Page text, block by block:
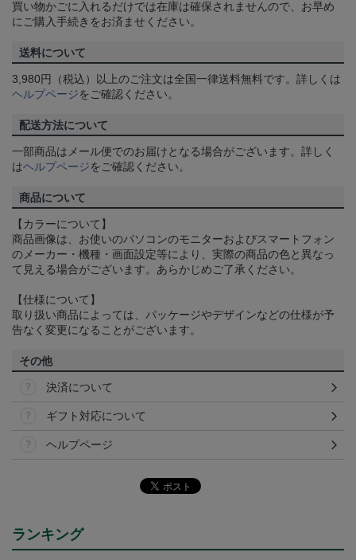
買い物かごに入れるだけでは在庫は確保されませんので、お早め
にご購入手続きをお済ませください。
送料について
3,980円（税込）以上のご注文は全国一律送料無料です。詳しくは
ヘルプページをご確認ください。
配送方法について
一部商品はメール便でのお届けとなる場合がございます。詳しく
はヘルプページをご確認ください。
商品について
【カラーについて】
商品画像は、お使いのパソコンのモニターおよびスマートフォン
のメーカー・機種・画面設定等により、実際の商品の色と異なっ
て見える場合がございます。あらかじめご了承ください。
【仕様について】
取り扱い商品によっては、パッケージやデザインなどの仕様が予
告なく変更になることがございます。
その他
決済について
ギフト対応について
ヘルプページ
ランキング